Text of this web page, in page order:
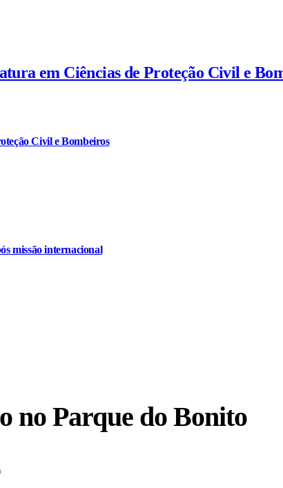
em Ciências de Proteção Civil e
Civil e Bombeiros
missão internacional
no Parque do Bonito